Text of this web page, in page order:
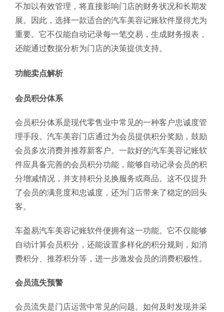
不加以有效管理，将直接影响门店的财务状况和长期发
展。因此，选择一款适合的汽车美容记账软件显得尤为
重要。它不仅能自动记录每一笔交易，生成财务报表，
还能通过数据分析为门店的决策提供支持。
功能卖点解析
会员积分体系
会员积分体系是现代零售业中常见的一种客户忠诚度管
理手段。汽车美容门店通过为会员提供积分奖励，鼓励
会员多次消费并推荐新客户。一款好的汽车美容记账软
件应具备完善的会员积分功能，能够自动记录会员的积
分增减情况，并支持积分兑换服务或商品。这不仅提升
了会员的满意度和忠诚度，还为门店带来了稳定的回头
客。
车盈易汽车美容记账软件便拥有这一功能。它不仅能够
自动计算会员积分，还能设置多样化的积分规则，如消
费积分、推荐积分等，进一步激发会员的消费积极性。
会员流失预警
会员流失是门店运营中常见的问题。如何及时发现并采